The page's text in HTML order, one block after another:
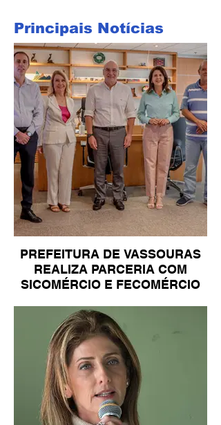
Principais Notícias
PREFEITURA DE VASSOURAS
REALIZA PARCERIA COM
SICOMÉRCIO E FECOMÉRCIO